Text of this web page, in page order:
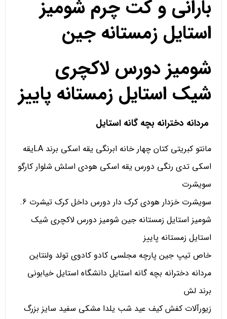
بارانی و کت چرم شومیز
استایل زمستانه جین
شومیز دورس لاکچری
شیک استایل زمستانه پاییز
مردانه دخترانه بچه گانه استایل
مانتو کبریتی کتان چهار خانه ابرنگی یقه اسکی برند LAیقه
اسکی تدی رنگی دورس یقه اسکی هودی اسلش شلوار کارگو
سویشرت
سویشرت خزدار هودی کرک دار دورس داخل کرک تیشرت 6.
شومیز استایل زمستانه جین شومیز دورس لاکچری شیک
استایل زمستانه پاییز
خاص تیپ جین پارچه مجلسی کادو کادوی تولد ولنتاین
مردانه دخترانه بچه گانه استایل دانشگاه استایل خیابونی
برند لش
زیورآلات کفش کیف عید شب یلدا مشکی سفید سایز بزرگ